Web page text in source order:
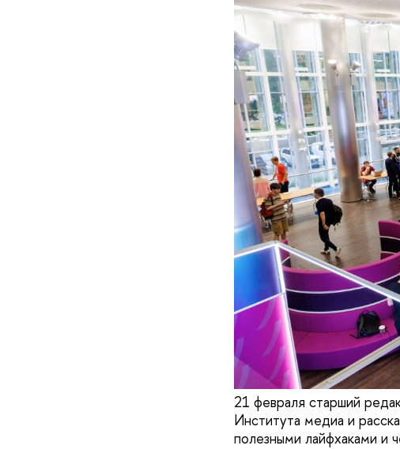
21 февраля старший
Института медиа и
полезными лайфхаками и